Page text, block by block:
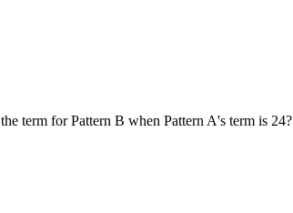
term for Pattern B when Pattern A's term is 24?